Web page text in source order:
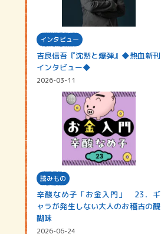
インタビュー
吉良信吾『沈黙と爆弾』◆熱血新刊
インタビュー◆
2026-03-11
読みもの
辛酸なめ子「お金入門」 23．ギ
ャラが発生しない大人のお稽古の醍
醐味
2026-06-24